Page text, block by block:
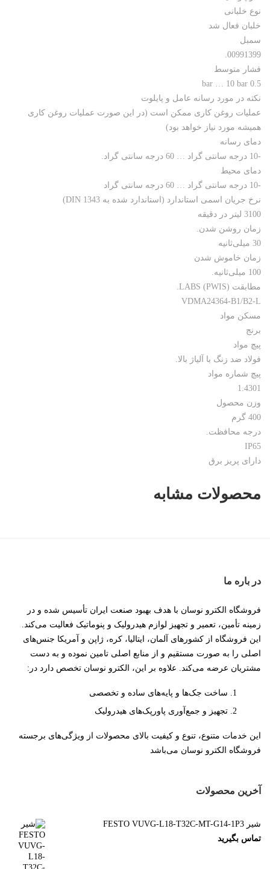
نوع خلبانی
خلبان فعال شد
سمبل
00991399.
فشار متوسط
0.5 bar … 10 bar
نکته در مورد رسانه عامل و پایلوت
عملیات روغن کاری ممکن است (در این صورت عملیات روغن کاری
همیشه مورد نیاز خواهد بود)
دمای رسانه
-10 درجه سانتی گراد … 60 درجه سانتی گراد.
دمای محیط
-10 درجه سانتی گراد … 60 درجه سانتی گراد
نرخ جریان اسمی استاندارد (استاندارد شده به DIN 1343)
3100 لیتر در دقیقه
زمان روشن شدن.
30 میلی‌ثانیه
زمان خاموش شدن
100 میلی‌ثانیه.
مطابقت LABS (PWIS).
VDMA24364-B1/B2-L
مسکن مواد
برنج
پیچ مواد
فولاد ضد زنگ با آلیاژ بالا.
پیچ شماره مواد
1.4301
وزن محصول
400 گرم
درجه محافظت.
IP65
دارای پریز برق
محصولات مشابه
در باره ما
فروشگاه الکترو نوسان با هدف بهبود صنعت ایران تأسیس شده و در
زمینه تأمین، تعمیر و تجهیز لوازم هیدرولیک و پنوماتیک فعالیت می‌کند.
این فروشگاه از کشورهای آلمان، ایتالیا، کره، ژاپن و آمریکا جنس‌های
اصلی را به صورت مستقیم و از منابع اصلی تامین نموده و به دست
مشتریان عرضه می‌کند. علاوه بر این، الکترو نوسان تخصص دارد در:
ساخت جک‌ها و پایه‌های ساده و تخصصی
تجهیز و جمع‌آوری پاورپک‌های هیدرولیک
این خدمات متنوع، تنوع و کیفیت بالای محصولات از ویژگی‌های برجسته
فروشگاه الکترو نوسان می‌باشد
آخرین محصولات
شیر FESTO VUVG-L18-T32C-MT-G14-1P3
تماس بگیرید